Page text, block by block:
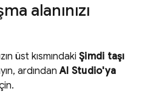
alanınızı
üst kısmındaki Şimdi taşı
ardındanAI Studio'ya